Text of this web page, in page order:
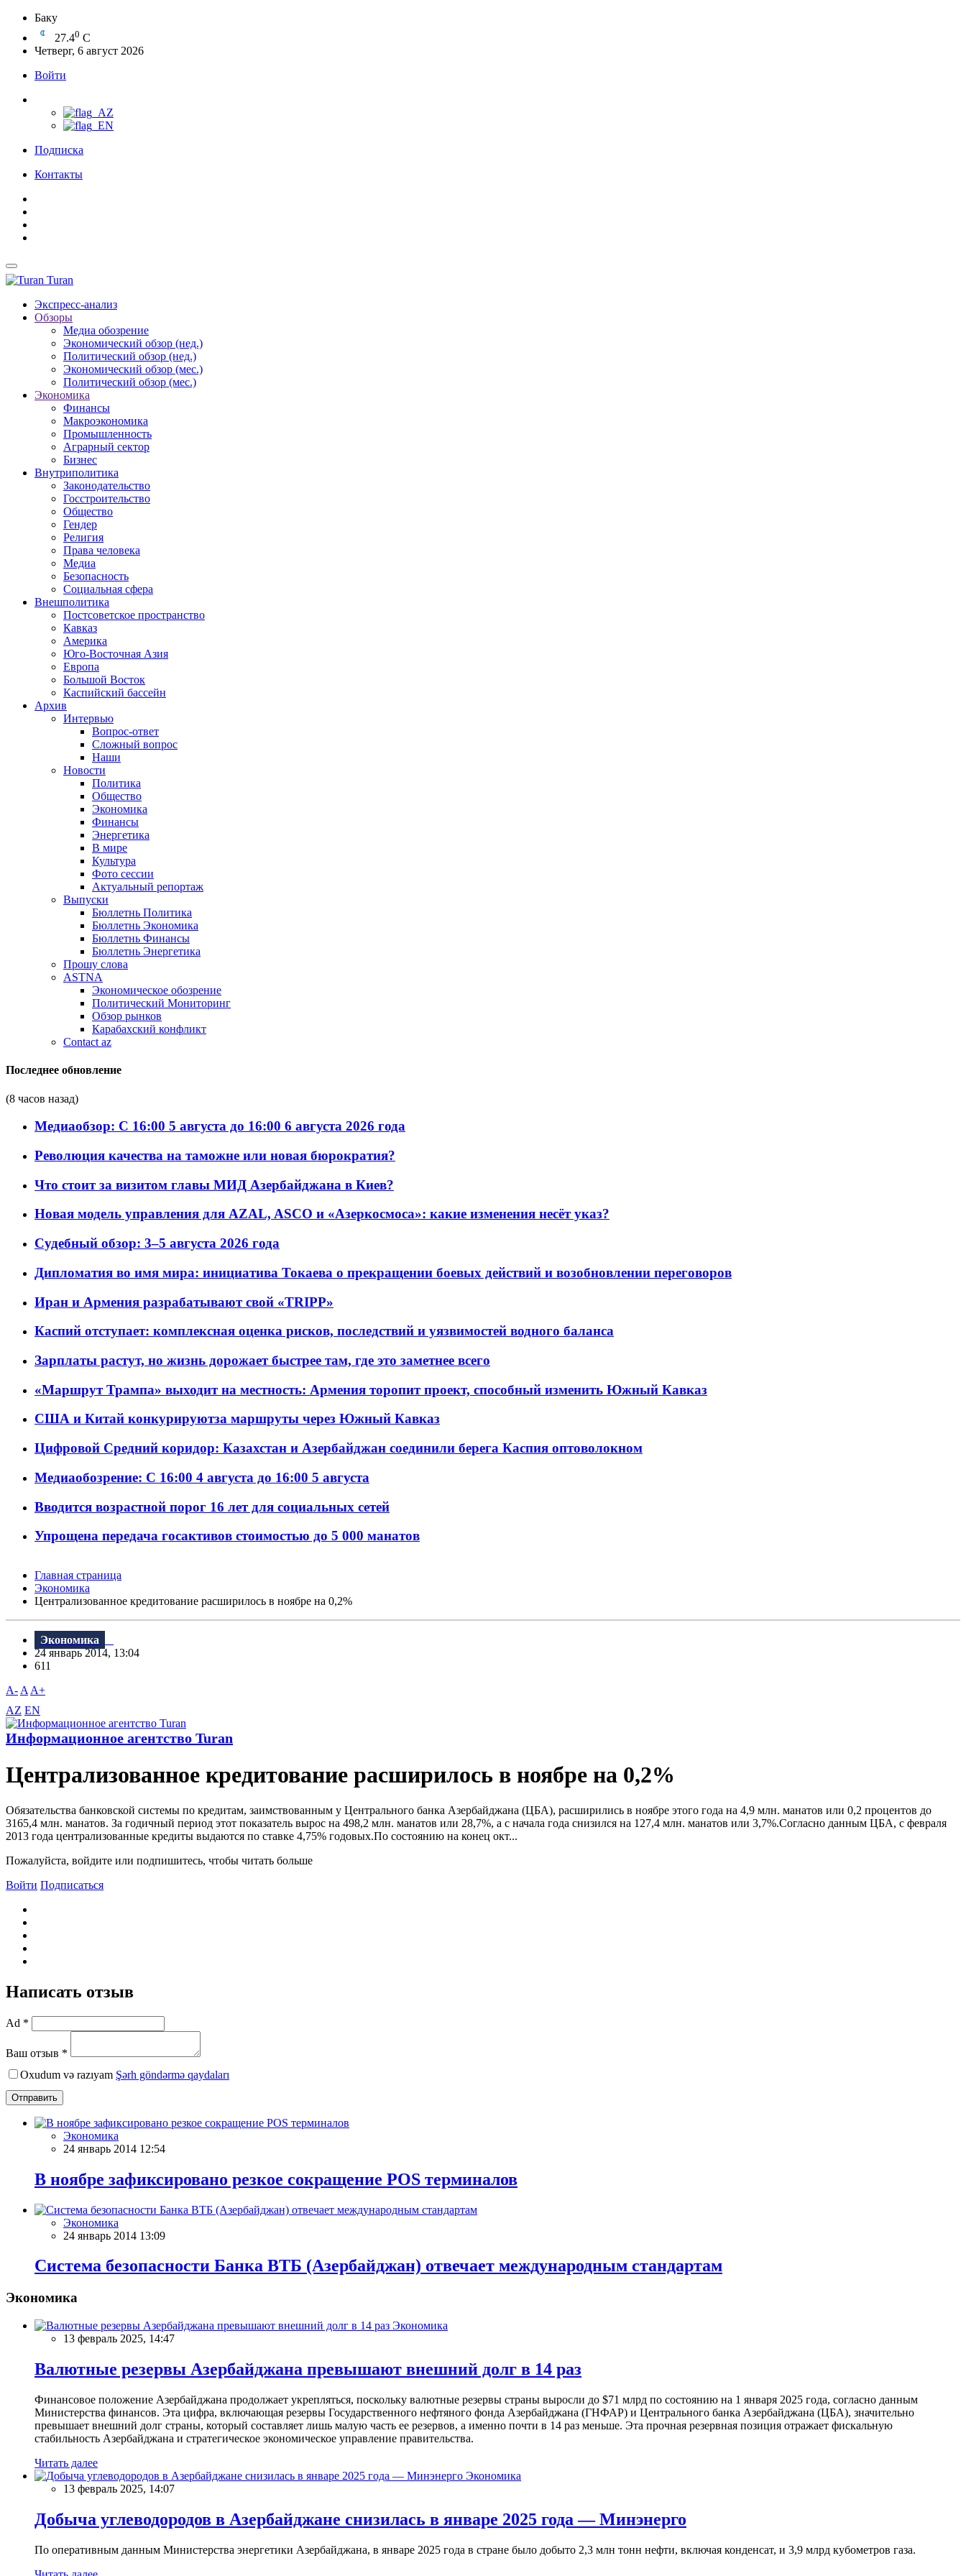
Баку
27.40 C
Четверг, 6 август 2026
Войти
Подписка
Контакты
Turan
Экспресс-анализ
Обзоры
Медиа обозрение
Экономический обзор (нед.)
Политический обзор (нед.)
Экономический обзор (мес.)
Политический обзор (мес.)
Экономика
Финансы
Макроэкономика
Промышленность
Аграрный сектор
Бизнес
Внутриполитика
Законодательство
Госстроительство
Общество
Гендер
Религия
Права человека
Медиа
Безопасность
Социальная сфера
Внешполитика
Постсоветское пространство
Кавказ
Америка
Юго-Восточная Азия
Европа
Большой Восток
Каспийский бассейн
Архив
Интервью
Вопрос-ответ
Сложный вопрос
Наши
Новости
Политика
Общество
Экономика
Финансы
Энергетика
В мире
Культура
Фото сессии
Актуальный репортаж
Выпуски
Бюллетнь Политика
Бюллетнь Экономика
Бюллетнь Финансы
Бюллетнь Энергетика
Прошу слова
ASTNA
Экономическое обозрение
Политический Мониторинг
Обзор рынков
Карабахский конфликт
Contact az
Последнее обновление
(8 часов назад)
Медиаобзор: С 16:00 5 августа до 16:00 6 августа 2026 года
Революция качества на таможне или новая бюрократия?
Что стоит за визитом главы МИД Азербайджана в Киев?
Новая модель управления для AZAL, ASCO и «Азеркосмоса»: какие изменения несёт указ?
Судебный обзор: 3–5 августа 2026 года
Дипломатия во имя мира: инициатива Токаева о прекращении боевых действий и возобновлении переговоров
Иран и Армения разрабатывают свой «TRIPP»
Каспий отступает: комплексная оценка рисков, последствий и уязвимостей водного баланса
Зарплаты растут, но жизнь дорожает быстрее там, где это заметнее всего
«Маршрут Трампа» выходит на местность: Армения торопит проект, способный изменить Южный Кавказ
США и Китай конкурируютза маршруты через Южный Кавказ
Цифровой Средний коридор: Казахстан и Азербайджан соединили берега Каспия оптоволокном
Медиаобозрение: С 16:00 4 августа до 16:00 5 августа
Вводится возрастной порог 16 лет для социальных сетей
Упрощена передача госактивов стоимостью до 5 000 манатов
Главная страница
Экономика
Централизованное кредитование расширилось в ноябре на 0,2%
Экономика
24 январь 2014, 13:04
611
A- A A+
AZ EN
Информационное агентство Turan
Централизованное кредитование расширилось в ноябре на 0,2%
Обязательства банковской системы по кредитам, заимствованным у Центрального банка Азербайджана (ЦБА), расширились в ноябре этого года на 4,9 млн. манатов или 0,2 процентов до
3165,4 млн. манатов. За годичный период этот показатель вырос на 498,2 млн. манатов или 28,7%, а с начала года снизился на 127,4 млн. манатов или 3,7%.Согласно данным ЦБА, с февраля
2013 года централизованные кредиты выдаются по ставке 4,75% годовых.По состоянию на конец окт...
Пожалуйста, войдите или подпишитесь, чтобы читать больше
Войти Подписаться
Написать отзыв
Ad *
Ваш отзыв *
Oxudum və razıyam Şərh göndərmə qaydaları
Отправить
Экономика
24 январь 2014 12:54
В ноябре зафиксировано резкое сокращение POS терминалов
Экономика
24 январь 2014 13:09
Система безопасности Банка ВТБ (Азербайджан) отвечает международным стандартам
Экономика
Экономика
13 февраль 2025, 14:47
Валютные резервы Азербайджана превышают внешний долг в 14 раз
Финансовое положение Азербайджана продолжает укрепляться, поскольку валютные резервы страны выросли до $71 млрд по состоянию на 1 января 2025 года, согласно данным
Министерства финансов. Эта цифра, включающая резервы Государственного нефтяного фонда Азербайджана (ГНФАР) и Центрального банка Азербайджана (ЦБА), значительно
превышает внешний долг страны, который составляет лишь малую часть ее резервов, а именно почти в 14 раз меньше. Эта прочная резервная позиция отражает фискальную
стабильность Азербайджана и стратегическое экономическое управление правительства.
Читать далее
Экономика
13 февраль 2025, 14:07
Добыча углеводородов в Азербайджане снизилась в январе 2025 года — Минэнерго
По оперативным данным Министерства энергетики Азербайджана, в январе 2025 года в стране было добыто 2,3 млн тонн нефти, включая конденсат, и 3,9 млрд кубометров газа.